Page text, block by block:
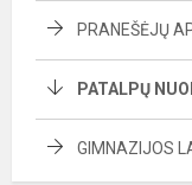
PRANEŠĖJŲ
PATALPŲ
GIMNAZIJOS